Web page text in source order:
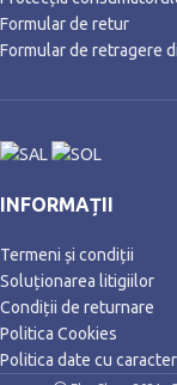
Formular de retur
Formular de retragere
INFORMAȚII
Termeni și condiții
Soluționarea litigiilor
Condiții de returnare
Politica Cookies
Politica date cu